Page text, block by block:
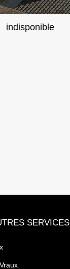
indisponible
SERVICES